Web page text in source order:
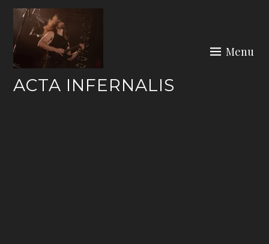
Skip
content
ACTA INFERNALIS
Menu